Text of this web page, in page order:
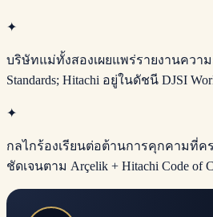
✦
บริษัทแม่ทั้งสองเผยแพร่รายงานควา
Standards; Hitachi อยู่ในดัชนี DJSI
✦
กลไกร้องเรียนต่อต้านการคุกคามที่ค
ชัดเจนตาม Arçelik + Hitachi Code of